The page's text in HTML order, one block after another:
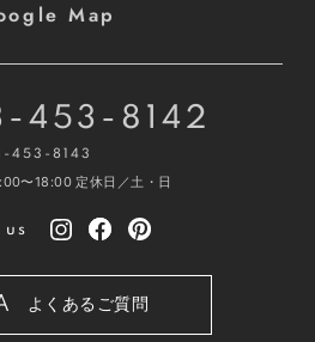
Map
453-8142
453-8143
〜18:00 定休日／土・日
us
よくあるご質問